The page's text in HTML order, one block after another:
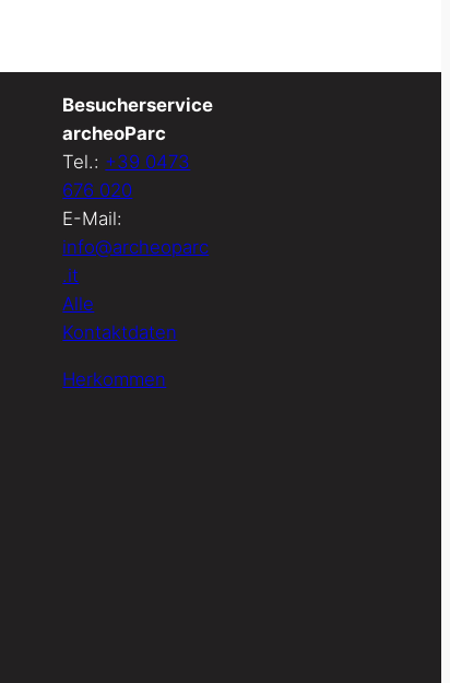
Besucherservice
archeoParc
Tel.: +39 0473
676 020
E-Mail:
info@archeoparc
.it
Alle
Kontaktdaten
Herkommen